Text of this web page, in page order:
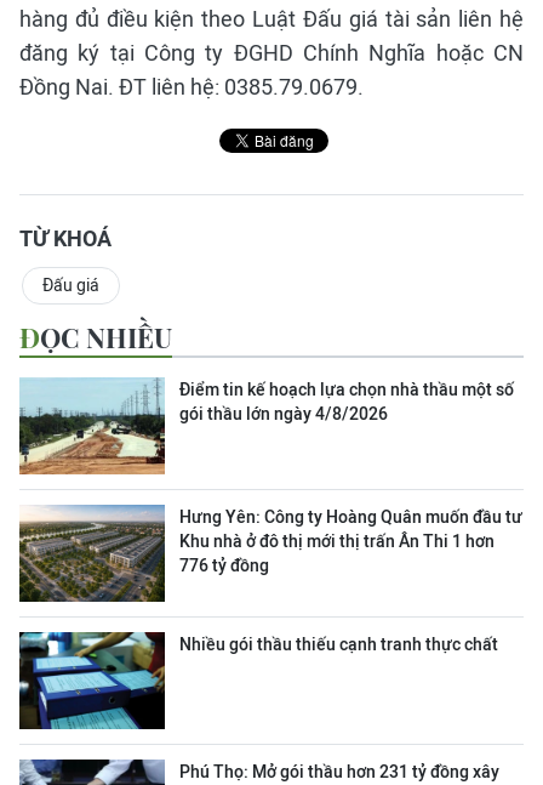
hàng đủ điều kiện theo Luật Đấu giá tài sản liên hệ
đăng ký tại Công ty ĐGHD Chính Nghĩa hoặc CN
Đồng Nai. ĐT liên hệ: 0385.79.0679.
TỪ KHOÁ
Đấu giá
ĐỌC NHIỀU
Điểm tin kế hoạch lựa chọn nhà thầu một số
gói thầu lớn ngày 4/8/2026
Hưng Yên: Công ty Hoàng Quân muốn đầu tư
Khu nhà ở đô thị mới thị trấn Ân Thi 1 hơn
776 tỷ đồng
Nhiều gói thầu thiếu cạnh tranh thực chất
Phú Thọ: Mở gói thầu hơn 231 tỷ đồng xây